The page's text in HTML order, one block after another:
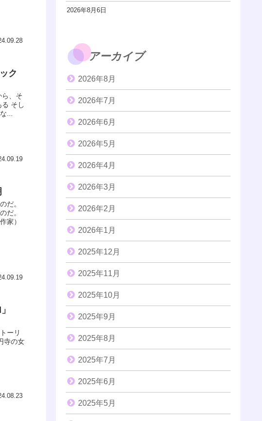
ク
、そ
そし
...
だ。
だ。
家）
ーリ
寺の女
2026年8月6日
アーカイブ
2026年8月
2026年7月
2026年6月
2026年5月
2026年4月
2026年3月
2026年2月
2026年1月
2025年12月
2025年11月
2025年10月
2025年9月
2025年8月
2025年7月
2025年6月
2025年5月